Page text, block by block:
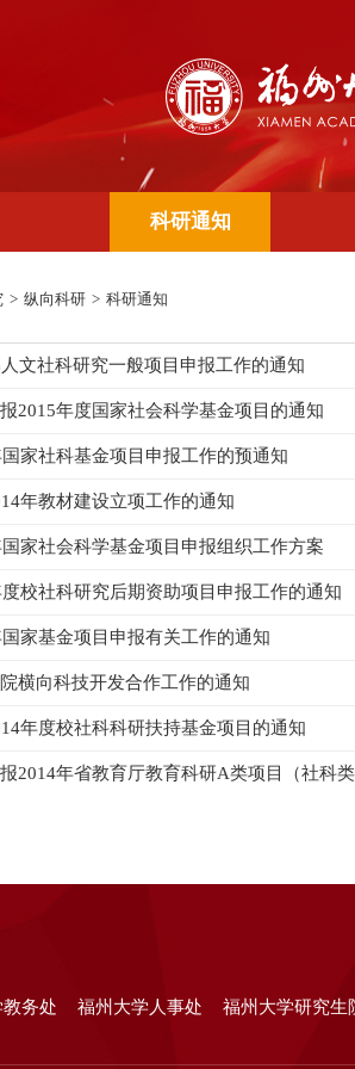
科研通知
> 纵向科研 > 科研通知
文社科研究一般项目申报工作的通知
2015年度国家社会科学基金项目的通知
家社科基金项目申报工作的预通知
年教材建设立项工作的通知
家社会科学基金项目申报组织工作方案
校社科研究后期资助项目申报工作的通知
家基金项目申报有关工作的通知
横向科技开发合作工作的通知
年度校社科科研扶持基金项目的通知
2014年省教育厅教育科研A类项目（社科
务处 福州大学人事处 福州大学研究生